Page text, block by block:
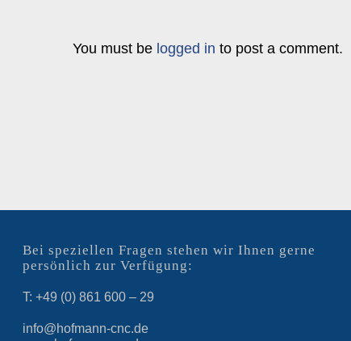
You must be logged in to post a comment.
Bei speziellen Fragen stehen wir Ihnen gerne
persönlich zur Verfügung:
T: +49 (0) 861 600 – 29
info@hofmann-cnc.de